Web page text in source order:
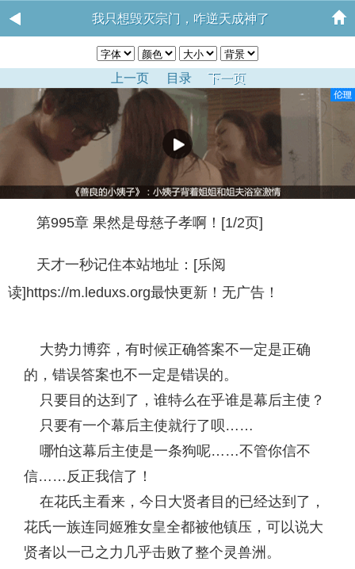
我只想毁灭宗门，咋逆天成神了
上一页 目录 下一页
第995章 果然是母慈子孝啊！[1/2页]
天才一秒记住本站地址：[乐阅
读]https://m.leduxs.org最快更新！无广告！
大势力博弈，有时候正确答案不一定是正确
的，错误答案也不一定是错误的。
只要目的达到了，谁特么在乎谁是幕后主使？
只要有一个幕后主使就行了呗……
哪怕这幕后主使是一条狗呢……不管你信不
信……反正我信了！
在花氏主看来，今日大贤者目的已经达到了，
花氏一族连同姬雅女皇全都被他镇压，可以说大
贤者以一己之力几乎击败了整个灵兽洲。